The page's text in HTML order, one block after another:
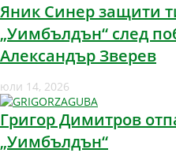
Яник Синер защити
„Уимбълдън“ след
Александър Зверев
юли 14, 2026
Григор Димитров
„Уимбълдън“